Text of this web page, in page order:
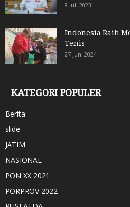
8 Juli 2023
Indonesia Raih
Tenis
27 Juni 2024
KATEGORI POPULER
Berita
slide
JATIM
NASIONAL
PON XX 2021
PORPROV 2022